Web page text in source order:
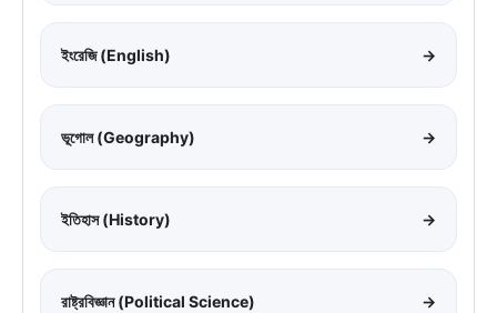
ইংরেজি (English) →
ভূগোল (Geography) →
ইতিহাস (History) →
রাষ্ট্রবিজ্ঞান (Political Science) →